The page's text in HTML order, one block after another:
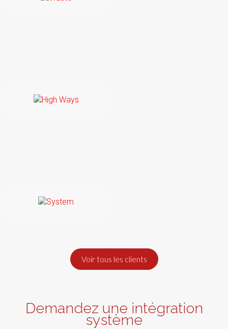
Voir tous les clients
Demandez une intégration
système